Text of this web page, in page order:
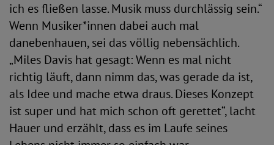
ich es fließen lasse. Musik muss durchlässig sein.“
Wenn Musiker*innen dabei auch mal
danebenhauen, sei das völlig nebensächlich.
„Miles Davis hat gesagt: Wenn es mal nicht
richtig läuft, dann nimm das, was gerade da ist,
als Idee und mache etwa draus. Dieses Konzept
ist super und hat mich schon oft gerettet“, lacht
Hauer und erzählt, dass es im Laufe seines